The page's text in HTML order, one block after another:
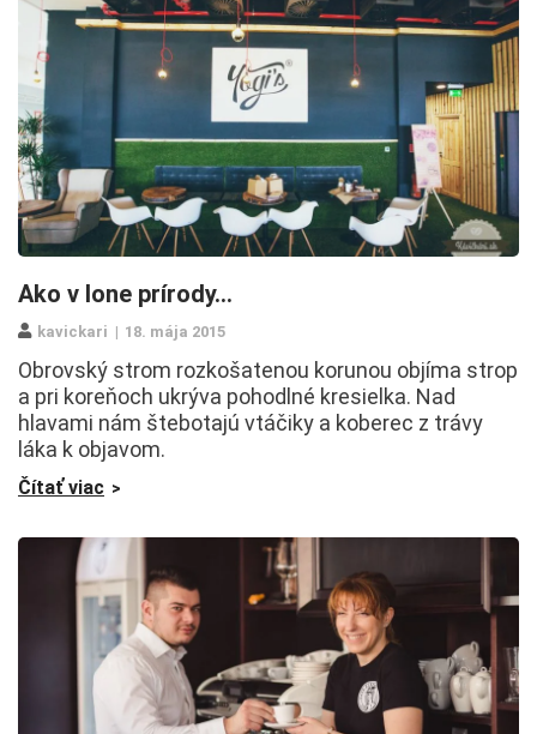
Ako v lone prírody…
kavickari 18. mája 2015
Obrovský strom rozkošatenou korunou objíma strop
a pri koreňoch ukrýva pohodlné kresielka. Nad
hlavami nám štebotajú vtáčiky a koberec z trávy
láka k objavom.
Čítať viac